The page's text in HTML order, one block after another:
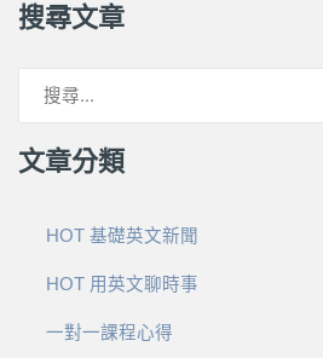
搜尋文章
文章分類
HOT 基礎英文新聞
HOT 用英文聊時事
一對一課程心得